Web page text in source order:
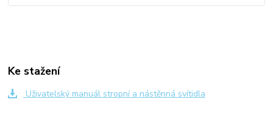
Ke stažení
Uživatelský manuál stropní a nástěnná svítidla